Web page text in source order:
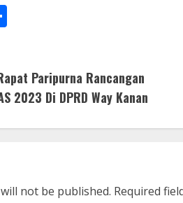
Paripurna Rancangan
2023 Di DPRD Way Kanan
not be published. Required